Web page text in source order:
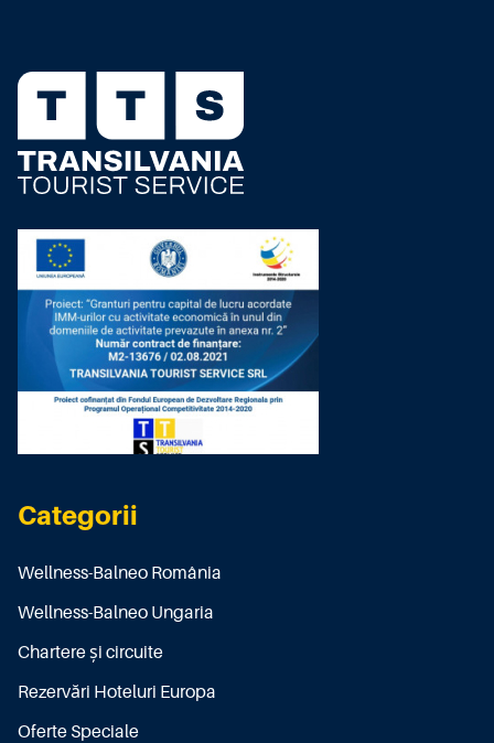
Categorii
Wellness-Balneo România
Wellness-Balneo Ungaria
Chartere și circuite
Rezervări Hoteluri Europa
Oferte Speciale